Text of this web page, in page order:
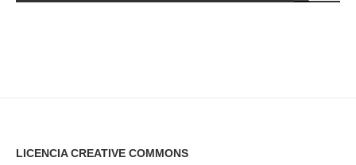
LICENCIA CREATIVE COMMONS